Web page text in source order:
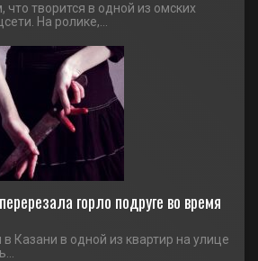
творится в одной из омских
На ролике,...
горло подруге во время
Казани в одной из квартир на улице